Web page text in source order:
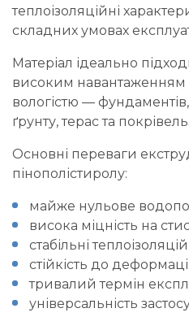
теплоізоляційні
складних умовах
Матеріал ідеально
високим навантаженням
вологістю —
ґрунту, терас та покрівель.
Основні переваги
пінополістиролу:
майже нульове
висока міцність на
стабільні
стійкість до
тривалий термін
універсальність